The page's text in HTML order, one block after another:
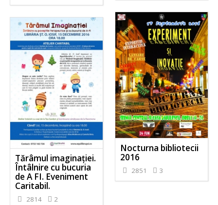
Nocturna bibliotecii
2016
2851 3
Tărâmul imaginației.
Întâlnire cu bucuria
de A FI. Eveniment
Caritabil.
2814 2